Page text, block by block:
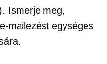
Ismerje meg,
mailezést egységes